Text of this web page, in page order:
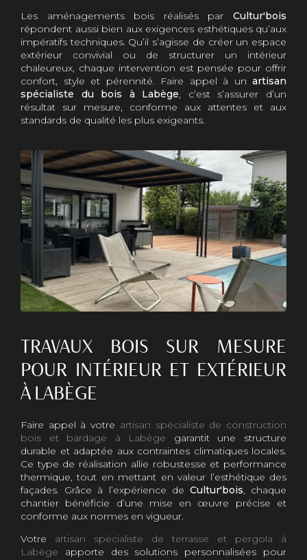
Les aménagements bois réalisés par Cultur'bois
répondent aussi bien aux exigences esthétiques qu’aux
impératifs techniques. Qu’il s’agisse de créer un espace
extérieur convivial ou de structurer un intérieur
chaleureux, chaque intervention est pensée pour offrir
confort, style et pérennité. Faire appel à un artisan
spécialiste du bois à Labège, c’est s’assurer d’un
résultat sur mesure, conforme aux attentes et aux
standards de qualité les plus exigeants.
TRAVAUX BOIS SUR MESURE
POUR INTÉRIEUR ET EXTÉRIEUR
À LABÈGE
Faire appel à votre artisan spécialiste de construction
bois et bardage à Labège garantit une structure
durable et adaptée aux contraintes climatiques locales.
Ce type de réalisation allie robustesse et performance
thermique, tout en mettant en valeur l’esthétique des
façades. Grâce à l’expérience de Cultur'bois, chaque
chantier bénéficie d’une mise en œuvre précise et
conforme aux normes en vigueur.
Votre artisan spécialiste de terrasse et pergola à
Labège apporte des solutions personnalisées pour